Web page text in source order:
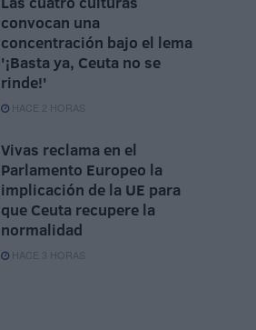
convocan una
concentración bajo el lema
'¡Basta ya, Ceuta no se
rinde!'
HACE 2 HORAS
Vivas reclama en el
Parlamento Europeo la
implicación de la UE para
que Ceuta recupere la
normalidad
HACE 3 HORAS